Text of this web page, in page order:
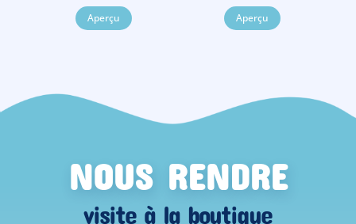
Aperçu Aperçu
NOUS RENDRE
visite à la boutique